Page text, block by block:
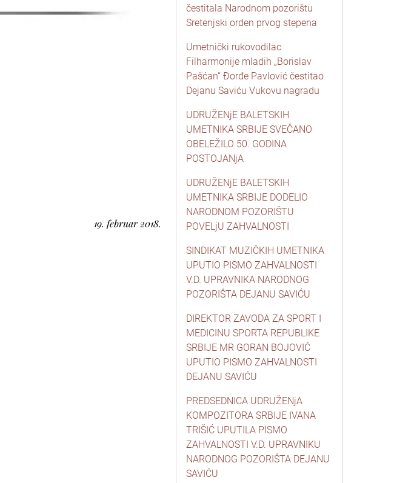
19. februar 2018.
čestitala Narodnom pozorištu
Sretenjski orden prvog stepena
Umetnički rukovodilac
Filharmonije mladih „Borislav
Pašćan“ Đorđe Pavlović čestitao
Dejanu Saviću Vukovu nagradu
UDRUŽENjE BALETSKIH
UMETNIKA SRBIJE SVEČANO
OBELEŽILO 50. GODINA
POSTOJANjA
UDRUŽENjE BALETSKIH
UMETNIKA SRBIJE DODELIO
NARODNOM POZORIŠTU
POVELjU ZAHVALNOSTI
SINDIKAT MUZIČKIH UMETNIKA
UPUTIO PISMO ZAHVALNOSTI
V.D. UPRAVNIKA NARODNOG
POZORIŠTA DEJANU SAVIĆU
DIREKTOR ZAVODA ZA SPORT I
MEDICINU SPORTA REPUBLIKE
SRBIJE MR GORAN BOJOVIĆ
UPUTIO PISMO ZAHVALNOSTI
DEJANU SAVIĆU
PREDSEDNICA UDRUŽENjA
KOMPOZITORA SRBIJE IVANA
TRIŠIĆ UPUTILA PISMO
ZAHVALNOSTI V.D. UPRAVNIKU
NARODNOG POZORIŠTA DEJANU
SAVIĆU